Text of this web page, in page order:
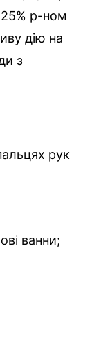
р-ном
дію на
з
рук
ванни;